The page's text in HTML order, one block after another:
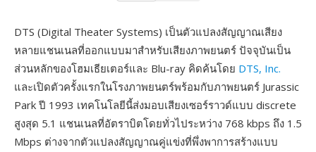
DTS (Digital Theater Systems) เป็นตัวแปลงสัญญาณเสียง
หลายแชนเนลที่ออกแบบมาสำหรับเสียงภาพยนตร์ ปัจจุบันเป็น
ส่วนหลักของโฮมเธียเตอร์และ Blu-ray คิดค้นโดย DTS, Inc.
และเปิดตัวครั้งแรกในโรงภาพยนตร์พร้อมกับภาพยนตร์ Jurassic
Park ปี 1993 เทคโนโลยีนี้ส่งมอบเสียงเซอร์ราวด์แบบ discrete
สูงสุด 5.1 แชนเนลที่อัตราบิตโดยทั่วไประหว่าง 768 kbps ถึง 1.5
Mbps ต่างจากตัวแปลงสัญญาณคู่แข่งที่พึ่งพาการสร้างแบบ